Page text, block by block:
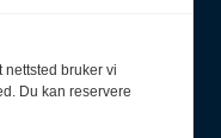
nettsted bruker vi
Du kan reservere